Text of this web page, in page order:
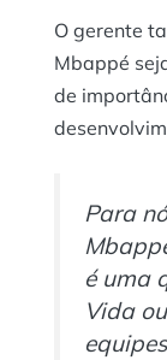
O gerente
Mbappé
de
Para
é uma
Vida